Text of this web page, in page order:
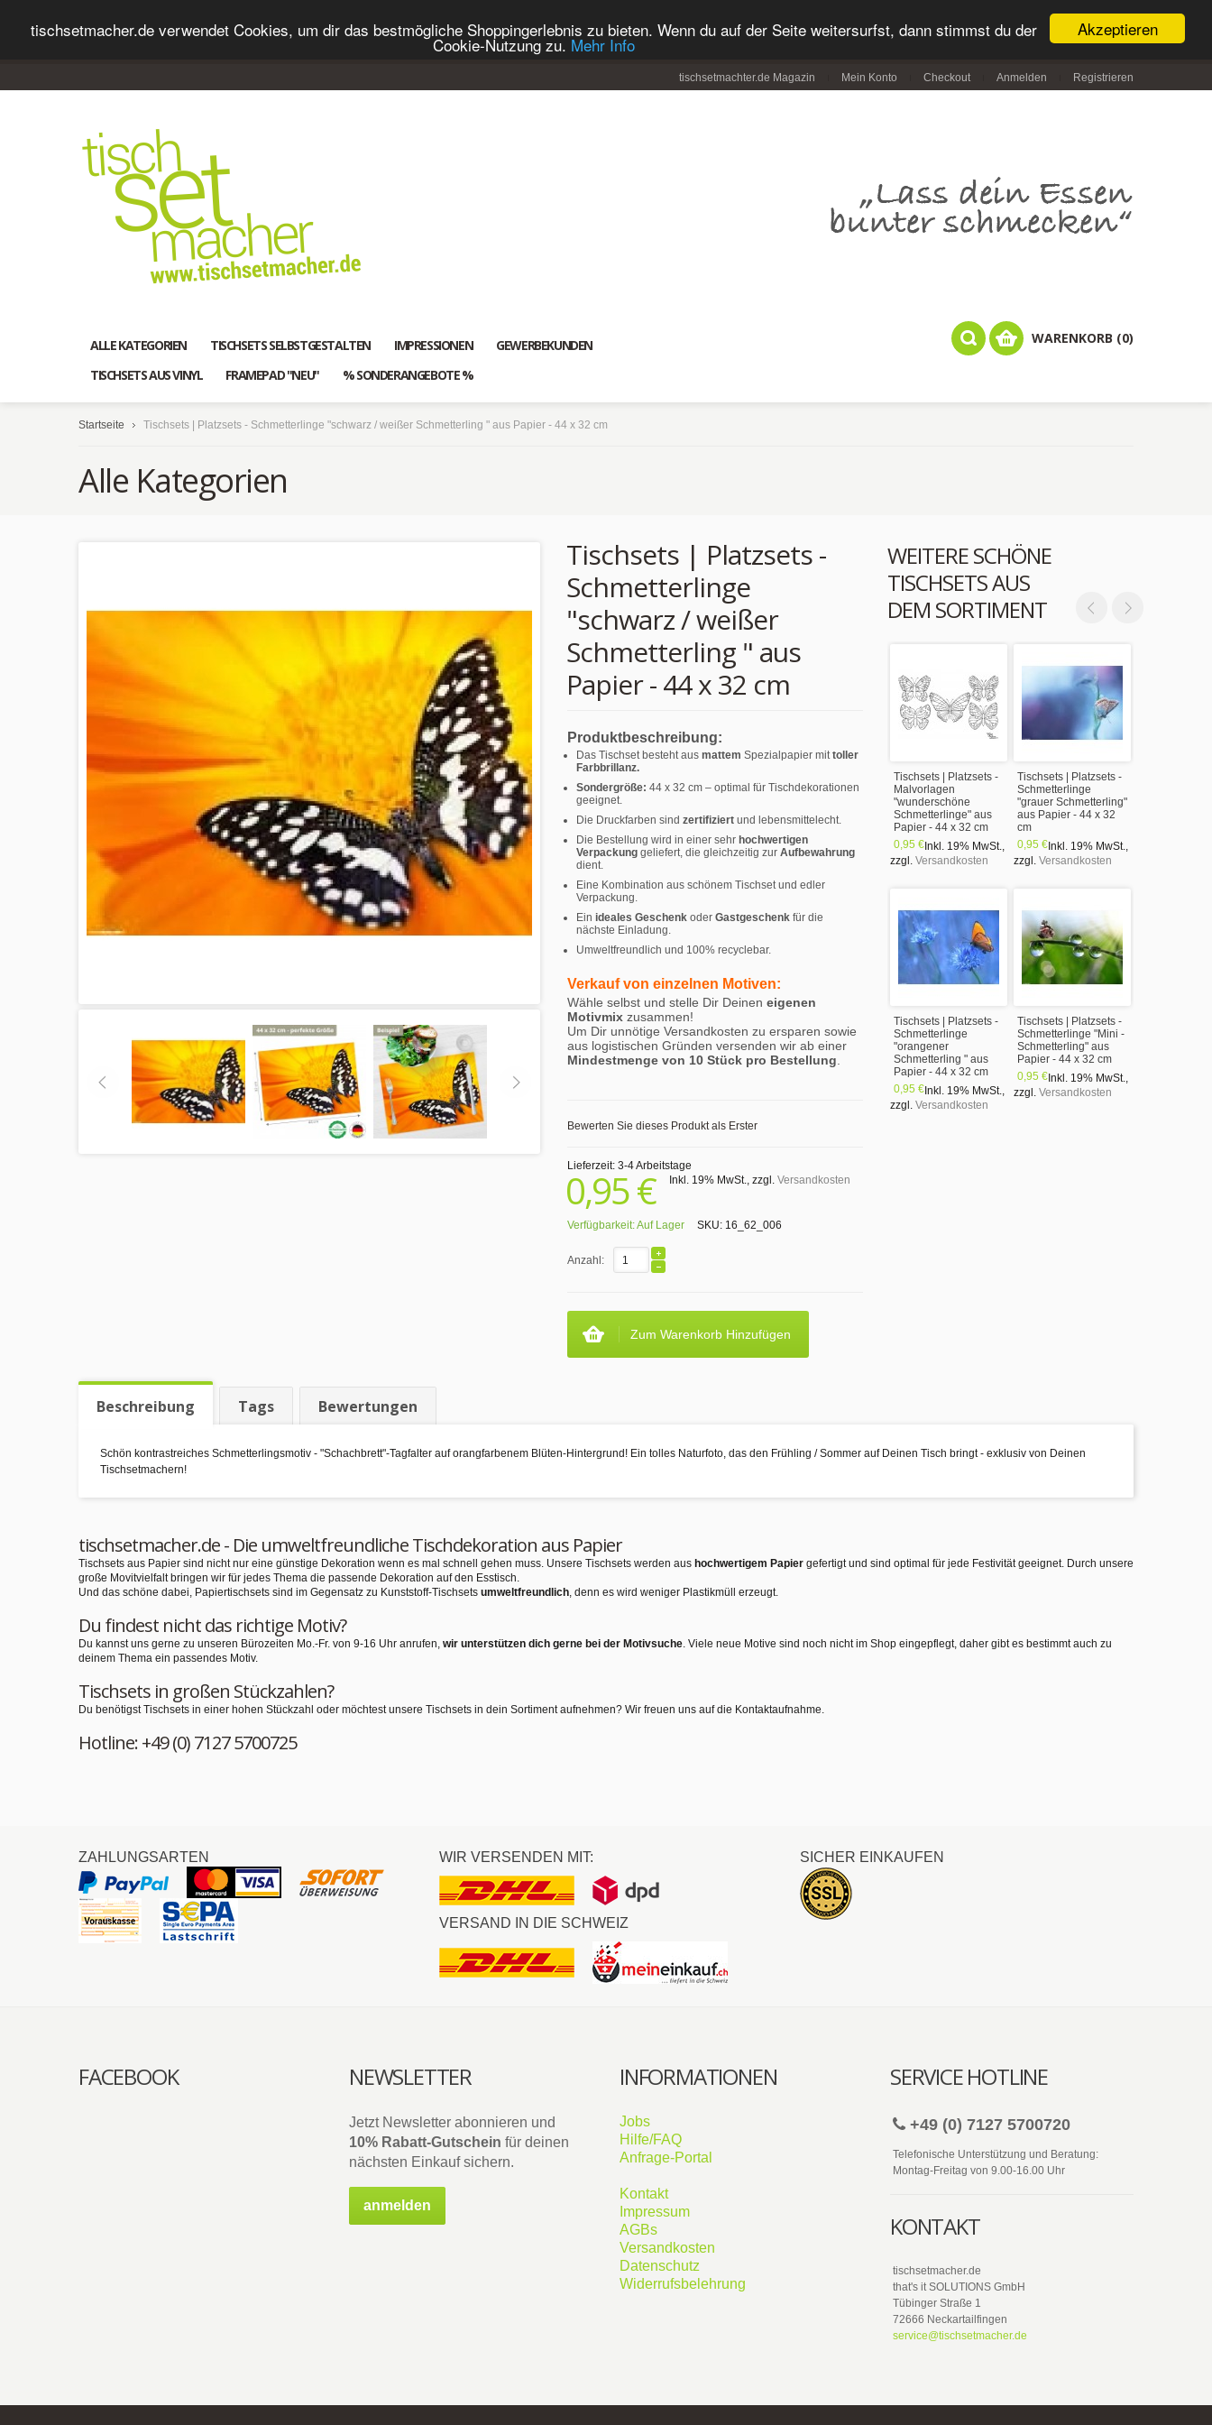
Akzeptieren
tischsetmacher.de verwendet Cookies, um dir das bestmögliche Shoppingerlebnis zu bieten. Wenn du auf der Seite weitersurfst, dann stimmst du der
Cookie-Nutzung zu. Mehr Info
tischsetmachter.de Magazin Mein Konto Checkout Anmelden Registrieren
ALLE KATEGORIEN TISCHSETS SELBSTGESTALTEN IMPRESSIONEN
GEWERBEKUNDEN
TISCHSETS AUS VINYL
FRAMEPAD "NEU" % SONDERANGEBOTE %
WARENKORB (0)
Startseite Tischsets | Platzsets - Schmetterlinge "schwarz / weißer Schmetterling " aus Papier - 44 x 32 cm
Alle Kategorien
WEITERE SCHÖNE
TISCHSETS AUS
DEM SORTIMENT
Tischsets | Platzsets -
Malvorlagen
"wunderschöne
Schmetterlinge" aus
Papier - 44 x 32 cm
0,95 € Inkl. 19% MwSt.,
zzgl. Versandkosten
Tischsets | Platzsets -
Schmetterlinge
"grauer Schmetterling"
aus Papier - 44 x 32
cm
0,95 € Inkl. 19% MwSt.,
zzgl. Versandkosten
Tischsets | Platzsets -
Schmetterlinge
"orangener
Schmetterling " aus
Papier - 44 x 32 cm
0,95 € Inkl. 19% MwSt.,
zzgl. Versandkosten
Tischsets | Platzsets -
Schmetterlinge "Mini -
Schmetterling" aus
Papier - 44 x 32 cm
0,95 € Inkl. 19% MwSt.,
zzgl. Versandkosten
Tischsets | Platzsets -
Schmetterlinge
"schwarz / weißer
Schmetterling " aus
Papier - 44 x 32 cm
Produktbeschreibung:
Das Tischset besteht aus mattem Spezialpapier mittoller
Farbbrillanz.
Sondergröße: 44 x 32 cm – optimal für Tischdekorationen
geeignet.
Die Druckfarben sind zertifiziert und lebensmittelecht.
Die Bestellung wird in einer sehr hochwertigen
Verpackung geliefert, die gleichzeitig zur Aufbewahrung
dient.
Eine Kombination aus schönem Tischset und edler
Verpackung.
Ein ideales Geschenk oder Gastgeschenk für die
nächste Einladung.
Umweltfreundlich und 100% recyclebar.
Verkauf von einzelnen Motiven:
Wähle selbst und stelle Dir Deinen eigenen
Motivmix zusammen!
Um Dir unnötige Versandkosten zu ersparen sowie
aus logistischen Gründen versenden wir ab einer
Mindestmenge von 10 Stück pro Bestellung
Bewerten Sie dieses Produkt als Erster
Lieferzeit: 3-4 Arbeitstage
0,95 € Inkl. 19% MwSt., zzgl. Versandkosten
Verfügbarkeit:Auf Lager SKU: 16_62_006
Anzahl:
Zum Warenkorb Hinzufügen
Beschreibung Tags Bewertungen
Schön kontrastreiches Schmetterlingsmotiv - "Schachbrett"-Tagfalter auf orangfarbenem Blüten-Hintergrund! Ein tolles Naturfoto, das den Frühling / Sommer auf Deinen Tisch bringt - exklusiv von Deinen
Tischsetmachern!
tischsetmacher.de - Die umweltfreundliche Tischdekoration aus Papier
Tischsets aus Papier sind nicht nur eine günstige Dekoration wenn es mal schnell gehen muss. Unsere Tischsets werden aus hochwertigem Papier gefertigt und sind optimal für jede Festivität geeignet. Durch unsere
große Movitvielfalt bringen wir für jedes Thema die passende Dekoration auf den Esstisch.
Und das schöne dabei, Papiertischsets sind im Gegensatz zu Kunststoff-Tischsets umweltfreundlich, denn es wird weniger Plastikmüll erzeugt.
Du findest nicht das richtige Motiv?
Du kannst uns gerne zu unseren Bürozeiten Mo.-Fr. von 9-16 Uhr anrufen, wir unterstützen dich gerne bei der Motivsuche. Viele neue Motive sind noch nicht im Shop eingepflegt, daher gibt es bestimmt auch zu
deinem Thema ein passendes Motiv.
Tischsets in großen Stückzahlen?
Du benötigst Tischsets in einer hohen Stückzahl oder möchtest unsere Tischsets in dein Sortiment aufnehmen? Wir freuen uns auf die Kontaktaufnahme.
Hotline: +49 (0) 7127 5700725
ZAHLUNGSARTEN WIR VERSENDEN MIT:
VERSAND IN DIE SCHWEIZ
SICHER EINKAUFEN
FACEBOOK NEWSLETTER
Jetzt Newsletter abonnieren und
10% Rabatt-Gutschein für deinen
nächsten Einkauf sichern.
anmelden
INFORMATIONEN
Jobs
Hilfe/FAQ
Anfrage-Portal
Kontakt
Impressum
AGBs
Versandkosten
Datenschutz
Widerrufsbelehrung
SERVICE HOTLINE
+49 (0) 7127 5700720
Telefonische Unterstützung und Beratung:
Montag-Freitag von 9.00-16.00 Uhr
KONTAKT
tischsetmacher.de
that's it SOLUTIONS GmbH
Tübinger Straße 1
72666 Neckartailfingen
service@tischsetmacher.de